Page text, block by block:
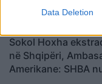
Data Deletion
Sokol Hoxha
në Shqipëri,
Amerikane: SHBA